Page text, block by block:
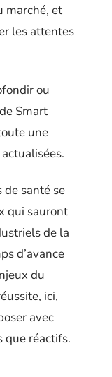
marché, et
les attentes
ou
Smart
une
de santé se
qui sauront
de la
d’avance
du
ici,
avec
que réactifs.